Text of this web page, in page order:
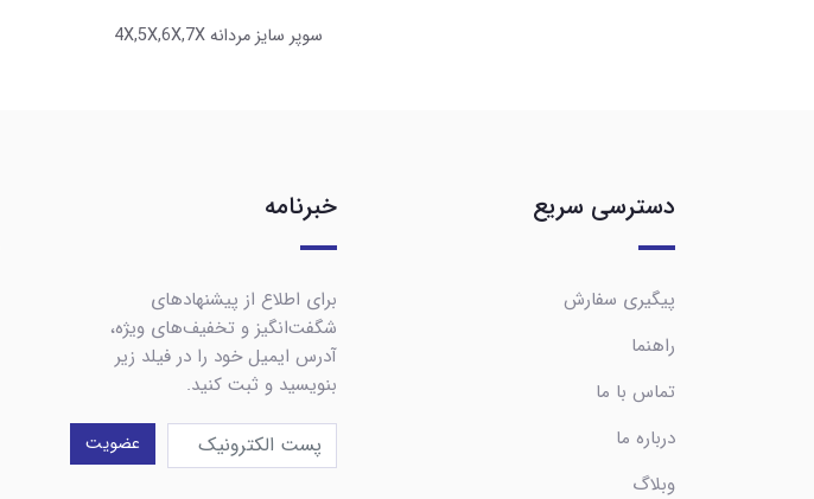
سوپر سایز مردانه 4X,5X,6X,7X
دسترسی سریع
پیگیری سفارش
راهنما
تماس با ما
درباره ما
وبلاگ
خبرنامه
برای اطلاع از پیشنهادهای
شگفت‌انگیز و تخفیف‌های ویژه،
آدرس ایمیل خود را در فیلد زیر
بنویسید و ثبت کنید.
عضویت